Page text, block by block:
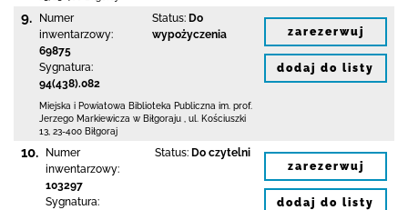
9.
Numer
inwentarzowy:
69875
Sygnatura:
94(438).082
Status: Do
wypożyczenia
Miejska i Powiatowa Biblioteka Publiczna im. prof.
Jerzego Markiewicza w Biłgoraju
ul. Kościuszki
13 23-400 Biłgoraj
zarezerwuj
dodaj do listy
10.
Numer
inwentarzowy:
103297
Sygnatura:
Status: Do czytelni
zarezerwuj
dodaj do listy